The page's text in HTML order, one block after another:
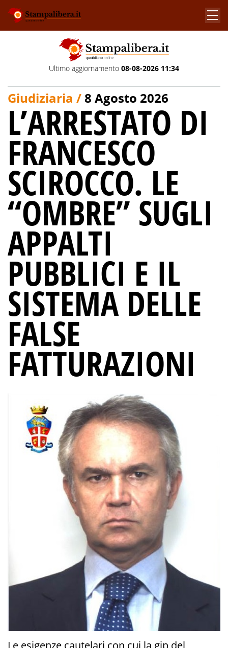
Ultimo aggiornamento 08-08-2026 11:34
Giudiziaria /8 Agosto 2026
L’ARRESTATO DI
FRANCESCO
SCIROCCO. LE
“OMBRE” SUGLI
APPALTI
PUBBLICI E IL
SISTEMA DELLE
FALSE
FATTURAZIONI
Le esigenze cautelari con cui la gip del